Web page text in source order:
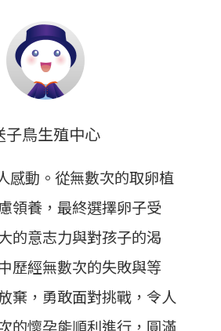
子鳥生殖中心
感動。從無數次的取卵植
領養，最終選擇卵子受
的意志力與對孩子的渴
歷經無數次的失敗與等
棄，勇敢面對挑戰，令人